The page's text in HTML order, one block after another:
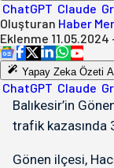
ChatGPT Claude
Oluşturan Haber
Eklenme 11.05.2024
Yapay Zeka Özeti
ChatGPT Claude
Balıkesir’in
trafik kazasında
Gönen ilçesi,